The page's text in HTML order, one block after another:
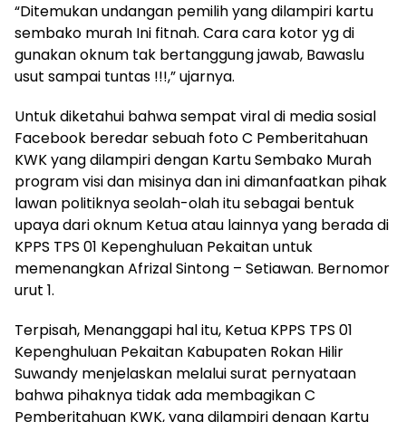
“Ditemukan undangan pemilih yang dilampiri kartu
sembako murah Ini fitnah. Cara cara kotor yg di
gunakan oknum tak bertanggung jawab, Bawaslu
usut sampai tuntas !!!,” ujarnya.
Untuk diketahui bahwa sempat viral di media sosial
Facebook beredar sebuah foto C Pemberitahuan
KWK yang dilampiri dengan Kartu Sembako Murah
program visi dan misinya dan ini dimanfaatkan pihak
lawan politiknya seolah-olah itu sebagai bentuk
upaya dari oknum Ketua atau lainnya yang berada di
KPPS TPS 01 Kepenghuluan Pekaitan untuk
memenangkan Afrizal Sintong – Setiawan. Bernomor
urut 1.
Terpisah, Menanggapi hal itu, Ketua KPPS TPS 01
Kepenghuluan Pekaitan Kabupaten Rokan Hilir
Suwandy menjelaskan melalui surat pernyataan
bahwa pihaknya tidak ada membagikan C
Pemberitahuan KWK, yang dilampiri dengan Kartu